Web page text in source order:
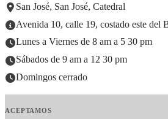
San José, San José, Catedral
Avenida 10, calle 19, costado este del
Lunes a Viernes de 8 am a 5 30 pm
Sábados de 9 am a 12 30 pm
Domingos cerrado
ACEPTAMOS